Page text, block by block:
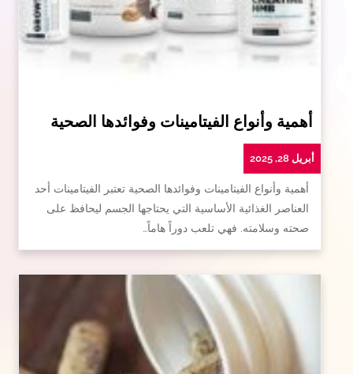
أهمية وأنواع الفيتامينات وفوائدها الصحية
أبريل 28, 2025
أهمية وأنواع الفيتامينات وفوائدها الصحية تعتبر الفيتامينات أحد
العناصر الغذائية الأساسية التي يحتاجها الجسم ليحافظ على
صحته وسلامته. فهي تلعب دوراً هاماً…